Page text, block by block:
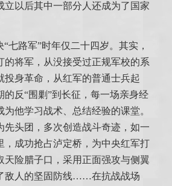
立以后其中一部分人还成为了国家
七路军”时年仅二十四岁。其实，
的将军，从没接受过正规军校的系
投身革命，从红军的普通士兵起
的反“围剿”到长征，每一场亲身经
为他学习战术、总结经验的课堂。
先头团，多次创造战斗奇迹，如一
，成功抢占泸定桥，为中央红军打
天险腊子口，采用正面强攻与侧翼
敌人的坚固防线……在抗战战场